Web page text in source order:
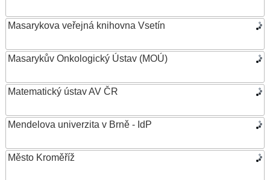
Masarykova veřejná knihovna Vsetín
Masarykův Onkologický Ústav (MOÚ)
Matematický ústav AV ČR
Mendelova univerzita v Brně - IdP
Město Kroměříž